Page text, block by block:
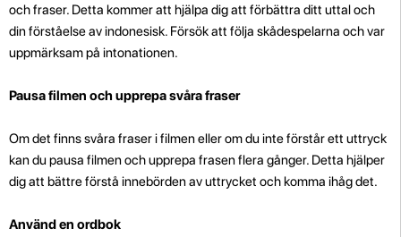
och fraser. Detta kommer att hjälpa dig att förbättra ditt uttal och
din förståelse av indonesisk. Försök att följa skådespelarna och var
uppmärksam på intonationen.
Pausa filmen och upprepa svåra fraser
Om det finns svåra fraser i filmen eller om du inte förstår ett uttryck
kan du pausa filmen och upprepa frasen flera gånger. Detta hjälper
dig att bättre förstå innebörden av uttrycket och komma ihåg det.
Använd en ordbok